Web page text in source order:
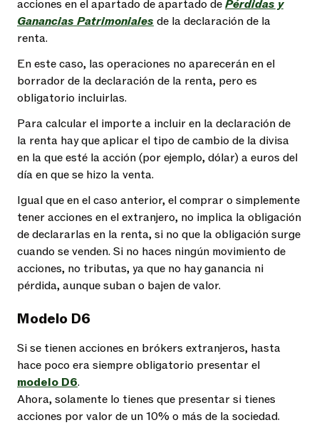
acciones en el apartado de apartado dePérdidas y
Ganancias Patrimoniales de la declaración de la
renta.
En este caso, las operaciones no aparecerán en el
borrador de la declaración de la renta, pero es
obligatorio incluirlas.
Para calcular el importe a incluir en la declaración de
la renta hay que aplicar el tipo de cambio de la divisa
en la que esté la acción (por ejemplo, dólar) a euros del
día en que se hizo la venta.
Igual que en el caso anterior, el comprar o simplemente
tener acciones en el extranjero, no implica la obligación
de declararlas en la renta, si no que la obligación surge
cuando se venden. Si no haces ningún movimiento de
acciones, no tributas, ya que no hay ganancia ni
pérdida, aunque suban o bajen de valor.
Modelo D6
Si se tienen acciones en brókers extranjeros, hasta
hace poco era siempre obligatorio presentar el
modelo D6.
Ahora, solamente lo tienes que presentar si tienes
acciones por valor de un 10% o más de la sociedad.